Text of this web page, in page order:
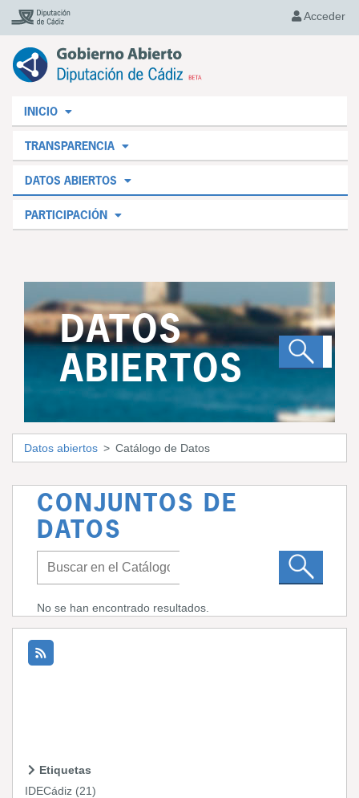
Acceder
INICIO
TRANSPARENCIA
DATOS ABIERTOS
PARTICIPACIÓN
DATOS
ABIERTOS
Datos abiertos Catálogo de Datos
CONJUNTOS DE
DATOS
No se han encontrado resultados.
Etiquetas
IDECádiz (21)